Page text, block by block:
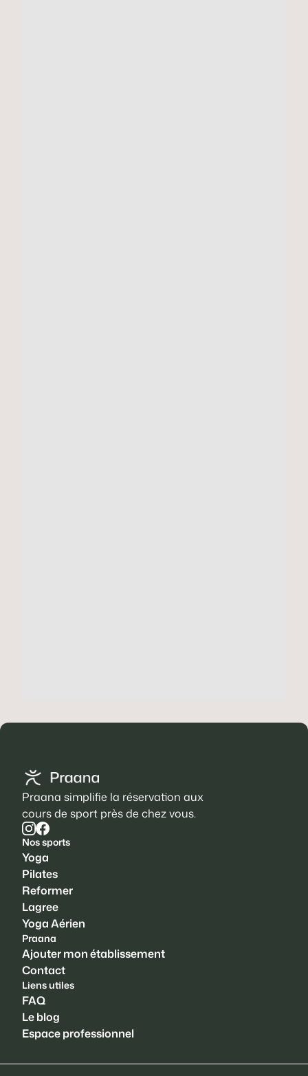
Praana simplifie la réservation aux
cours de sport près de chez vous.
Nos sports
Yoga
Pilates
Reformer
Lagree
Yoga Aérien
Praana
Ajouter mon établissement
Contact
Liens utiles
FAQ
Le blog
Espace professionnel